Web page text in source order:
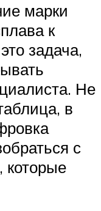
марки
к
задача,
Не
в
с
которые